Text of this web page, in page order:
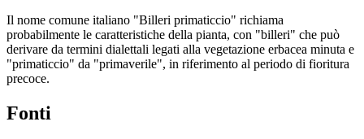
Il nome comune italiano "Billeri primaticcio" richiama
probabilmente le caratteristiche della pianta, con "billeri" che può
derivare da termini dialettali legati alla vegetazione erbacea minuta e
"primaticcio" da "primaverile", in riferimento al periodo di fioritura
precoce.
Fonti